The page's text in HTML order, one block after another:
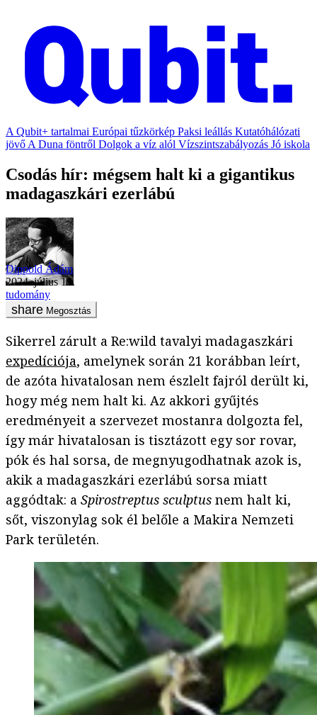
A Qubit+ tartalmai Európai tűzkörkép Paksi leállás Kutatóhálózati
jövő A Duna föntről Dolgok a víz alól Vízszintszabályozás Jó iskola
Csodás hír: mégsem halt ki a gigantikus
madagaszkári ezerlábú
Dippold Ádám
2024. július 19.
tudomány
Megosztás
Sikerrel zárult a Re:wild tavalyi madagaszkári
expedíciója, amelynek során 21 korábban leírt,
de azóta hivatalosan nem észlelt fajról derült ki,
hogy még nem halt ki. Az akkori gyűjtés
eredményeit a szervezet mostanra dolgozta fel,
így már hivatalosan is tisztázott egy sor rovar,
pók és hal sorsa, de megnyugodhatnak azok is,
akik a madagaszkári ezerlábú sorsa miatt
aggódtak: a Spirostreptus sculptus nem halt ki,
sőt, viszonylag sok él belőle a Makira Nemzeti
Park területén.